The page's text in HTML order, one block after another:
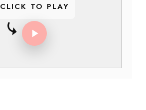
CLICK TO PLAY